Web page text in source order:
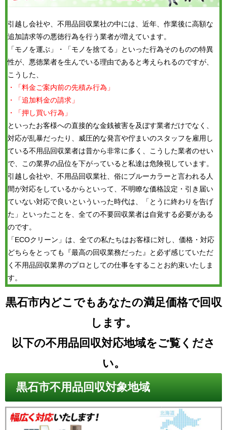
引越し会社や、不用品回収業社の中には、近年、作業後に高額な
追加請求等の悪徳行為を行う業者が増えています。
「モノを運ぶ」・「モノを捨てる」といった行為そのものの特異
性が、悪徳業者を生んでいる理由であると考えられるのですが、
こうした、
・「料金ご案内前の先積み行為」
・「追加料金の請求」
・「押し買い行為」
といったお客様への直接的な金銭被害を及ぼす業者だけでなく、
対応が乱暴だったり、威圧的な発言や佇まいのスタッフを雇用し
ている不用品回収業者は昔から非常に多く、こうした業者のせい
で、この業界の品位を下がっていると私達は危険視しています。
引越し会社や、不用品回収業社、俗にブルーカラーと言われる人
間が対応をしているからといって、不明瞭な価格設定・引き届い
ていない対応で良いといういった時代は、「とうに終わりを告げ
た」といったことを、全ての不要回収業者は自覚する必要がある
のです。
「ECOクリーン」は、全ての私たちはお客様に対し、価格・対応
どちらをとっても『最高の回収業務だった』と必ず感じていただ
く不用品回収業界のプロとしての仕事をすることお約束いたしま
す。
黒石市内どこでもあなたの満足価格で回収
します。
以下の不用品回収対応地域をご覧くださ
い。
黒石市不用品回収対象地域